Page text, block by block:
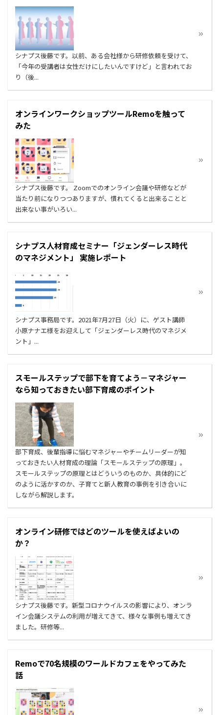
シナプス後藤です。以前、ある会社様から研修依頼を受けて、
「今年の受講者は女性だけにしたいんですけど」と言われてお
り（後...
オンラインワークショップツールRemoを触って
みた
シナプス後藤です。 Zoomでのオンライン会議や研修などが
当たり前になりつつありますが、慣れてくると出来ることと
出来ない事がいろい...
シナプス人材育成セミナー「ジェンダーレス時代
のマネジメント」 実施レポート
シナプス事務局です。2021年7月27日（火）に、ゲスト講師
小原ナナエ様をお迎えして「ジェンダーレス時代のマネジメ
ント」...
スモールステップで部下を育てよう－マネジャー
なら知っておきたい部下育成のポイント
部下育成、後輩指導に悩むマネジャーやチームリーダーが知
っておきたい人材育成の理論「スモールステップの原理」。
スモールステップの原理とはどういうのものか、具体的にど
のように活かすのか、子育てと新人教育の事例を引き合いに
しながら解説します。
オンライン研修ではどのツールを使えばよいの
か？
シナプス後藤です。新型コロナウイルスの影響により、オンラ
イン会議システムの利用が増えてきて、様々な事例も増えてき
ました。研修等...
Remoで70名規模のワールドカフェをやってみた
話